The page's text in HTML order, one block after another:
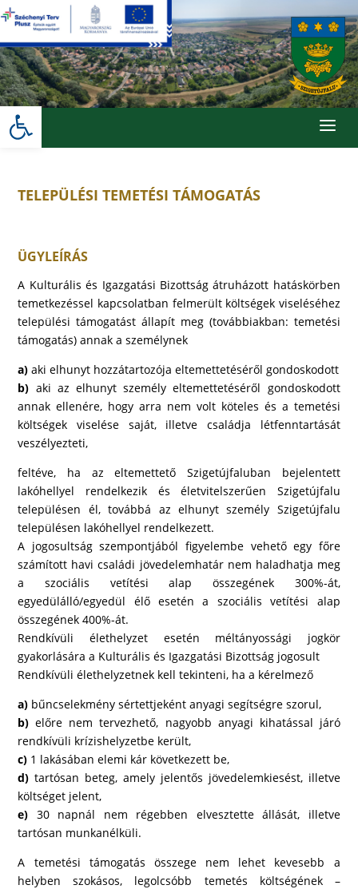
Skip
to
content
Eszköztár megnyitása a
TELEPÜLÉSI TEMETÉSI TÁMOGATÁS
ÜGYLEÍRÁS
A Kulturális és Igazgatási Bizottság átruházott hatáskörben
temetkezéssel kapcsolatban felmerült költségek viseléséhez
települési támogatást állapít meg (továbbiakban: temetési
támogatás) annak a személynek
a) aki elhunyt hozzátartozója eltemettetéséről gondoskodott
b) aki az elhunyt személy eltemettetéséről gondoskodott
annak ellenére, hogy arra nem volt köteles és a temetési
költségek viselése saját, illetve családja létfenntartását
veszélyezteti,
feltéve, ha az eltemettető Szigetújfaluban bejelentett
lakóhellyel rendelkezik és életvitelszerűen Szigetújfalu
településen él, továbbá az elhunyt személy Szigetújfalu
településen lakóhellyel rendelkezett.
A jogosultság szempontjából figyelembe vehető egy főre
számított havi családi jövedelemhatár nem haladhatja meg
a szociális vetítési alap összegének 300%-át,
egyedülálló/egyedül élő esetén a szociális vetítési alap
összegének 400%-át.
Rendkívüli élethelyzet esetén méltányossági jogkör
gyakorlására a Kulturális és Igazgatási Bizottság jogosult
Rendkívüli élethelyzetnek kell tekinteni, ha a kérelmező
a) bűncselekmény sértettjeként anyagi segítségre szorul,
b) előre nem tervezhető, nagyobb anyagi kihatással járó
rendkívüli krízishelyzetbe került,
c) 1 lakásában elemi kár következett be,
d) tartósan beteg, amely jelentős jövedelemkiesést, illetve
költséget jelent,
e) 30 napnál nem régebben elvesztette állását, illetve
tartósan munkanélküli.
A temetési támogatás összege nem lehet kevesebb a
helyben szokásos, legolcsóbb temetés költségének –